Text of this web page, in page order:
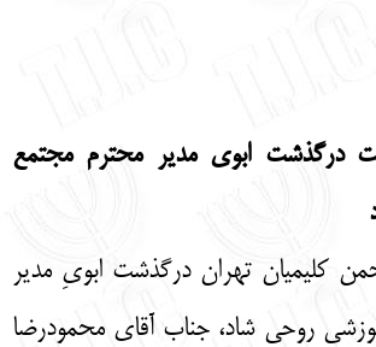
درگذشت ابوی مدیر محترم مجتمع
کلیمیان تهران درگذشت ابویِ مدیر
روحی شاد، جناب آقای محمودرضا